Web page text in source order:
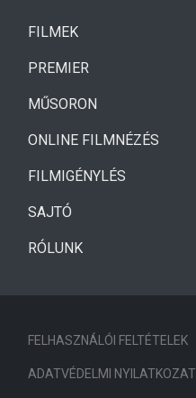
FILMEK(CURRENT)
PREMIER
MŰSORON
ONLINE FILMNÉZÉS
FILMIGÉNYLÉS
SAJTÓ
RÓLUNK
FELHASZNÁLÓI FELTÉTELEK
ADATVÉDELMI NYILATKOZAT